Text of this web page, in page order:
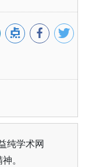
纯学术网
。